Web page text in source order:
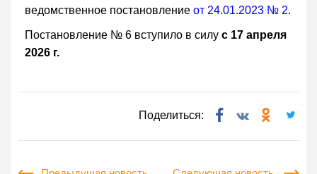
ведомственное постановление от 24.01.2023 № 2.
Постановление № 6 вступило в силу с 17 апреля
2026 г.
Поделиться: